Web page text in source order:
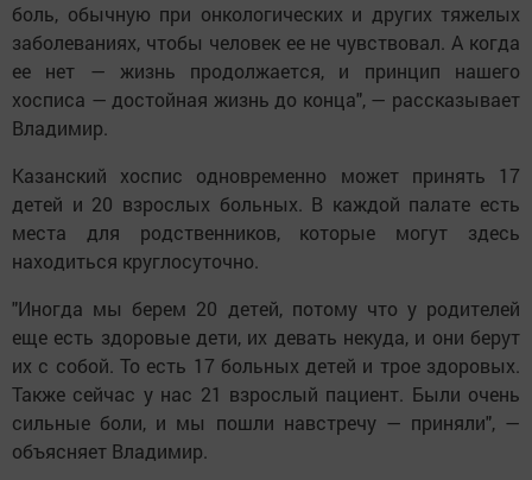
боль, обычную при онкологических и других тяжелых
заболеваниях, чтобы человек ее не чувствовал. А когда
ее нет — жизнь продолжается, и принцип нашего
хосписа — достойная жизнь до конца", — рассказывает
Владимир.
Казанский хоспис одновременно может принять 17
детей и 20 взрослых больных. В каждой палате есть
места для родственников, которые могут здесь
находиться круглосуточно.
"Иногда мы берем 20 детей, потому что у родителей
еще есть здоровые дети, их девать некуда, и они берут
их с собой. То есть 17 больных детей и трое здоровых.
Также сейчас у нас 21 взрослый пациент. Были очень
сильные боли, и мы пошли навстречу — приняли", —
объясняет Владимир.